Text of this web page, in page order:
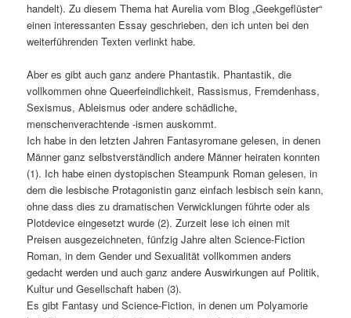
handelt). Zu diesem Thema hat Aurelia vom Blog „Geekgeflüster“
einen interessanten Essay geschrieben, den ich unten bei den
weiterführenden Texten verlinkt habe.
Aber es gibt auch ganz andere Phantastik. Phantastik, die
vollkommen ohne Queerfeindlichkeit, Rassismus, Fremdenhass,
Sexismus, Ableismus oder andere schädliche,
menschenverachtende -ismen auskommt.
Ich habe in den letzten Jahren Fantasyromane gelesen, in denen
Männer ganz selbstverständlich andere Männer heiraten konnten
(1). Ich habe einen dystopischen Steampunk Roman gelesen, in
dem die lesbische Protagonistin ganz einfach lesbisch sein kann,
ohne dass dies zu dramatischen Verwicklungen führte oder als
Plotdevice eingesetzt wurde (2). Zurzeit lese ich einen mit
Preisen ausgezeichneten, fünfzig Jahre alten Science-Fiction
Roman, in dem Gender und Sexualität vollkommen anders
gedacht werden und auch ganz andere Auswirkungen auf Politik,
Kultur und Gesellschaft haben (3).
Es gibt Fantasy und Science-Fiction, in denen um Polyamorie